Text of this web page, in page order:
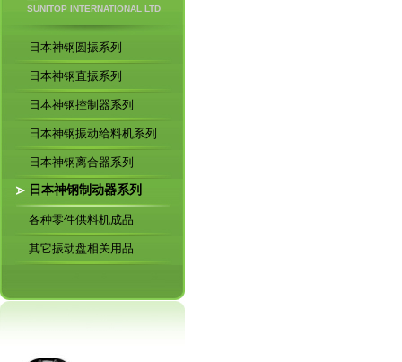
SUNITOP INTERNATIONAL LTD
日本神钢圆振系列
日本神钢直振系列
日本神钢控制器系列
日本神钢振动给料机系列
日本神钢离合器系列
日本神钢制动器系列
各种零件供料机成品
其它振动盘相关用品